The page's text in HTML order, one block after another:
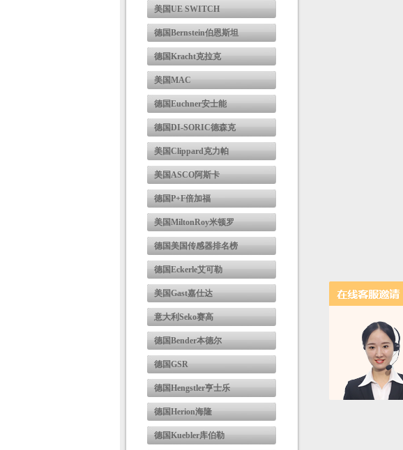
美国UE SWITCH
德国Bernstein伯恩斯坦
德国Kracht克拉克
美国MAC
德国Euchner安士能
德国DI-SORIC德森克
美国Clippard克力帕
美国ASCO阿斯卡
德国P+F倍加福
美国MiltonRoy米顿罗
德国美国传感器排名榜
德国Eckerle艾可勒
美国Gast嘉仕达
意大利Seko赛高
德国Bender本德尔
德国GSR
德国Hengstler亨士乐
德国Herion海隆
德国Kuebler库伯勒